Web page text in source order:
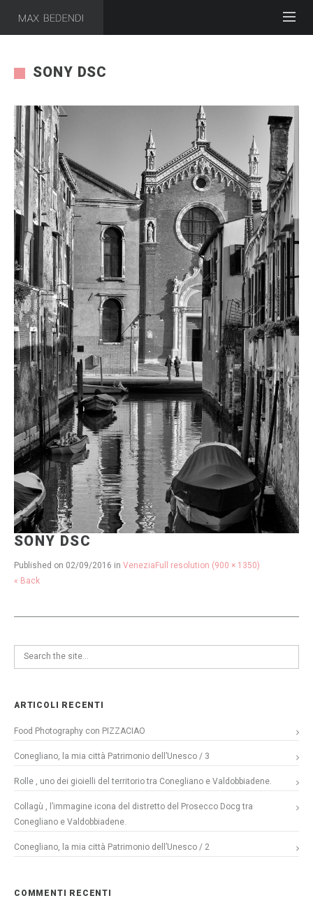
SONY DSC
SONY DSC
Published on 02/09/2016 in VeneziaFull resolution (900 × 1350)
« Back
ARTICOLI RECENTI
Food Photography con PIZZACIAO
Conegliano, la mia città Patrimonio dell’Unesco / 3
Rolle , uno dei gioielli del territorio tra Conegliano e Valdobbiadene.
Collagù , l’immagine icona del distretto del Prosecco Docg tra
Conegliano e Valdobbiadene.
Conegliano, la mia città Patrimonio dell’Unesco / 2
COMMENTI RECENTI